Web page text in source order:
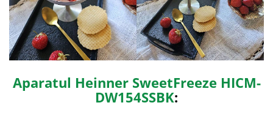
Aparatul Heinner SweetFreeze HICM-
DW154SSBK: